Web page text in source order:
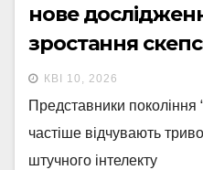
нове
зростання
КВІ 10, 2026
Представники покоління
частіше відчувають
штучного інтелекту